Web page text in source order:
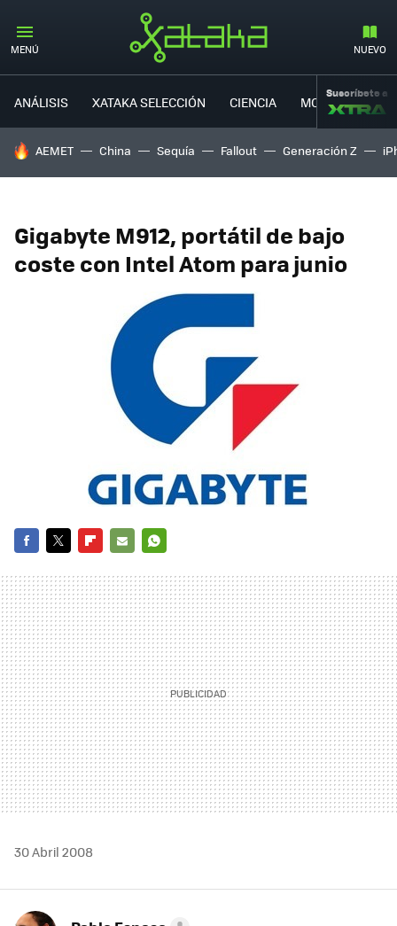
MENÚ NUEVO
ANÁLISIS XATAKA SELECCIÓN CIENCIA MOVILIDAD
Suscríbete a
HOY SE HABLA DE
AEMET China Sequía Fallout Generación Z
Gigabyte M912, portátil de bajo
coste con Intel Atom para junio
MAIL
30 Abril 2008